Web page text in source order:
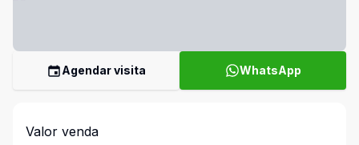
Agendar visita WhatsApp
Valor venda